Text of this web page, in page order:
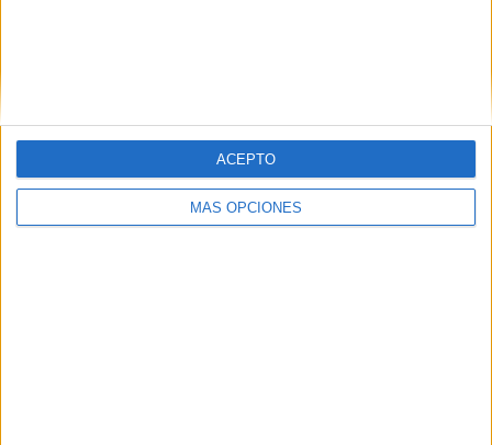
MÁS OPCIONES
ACEPTO
SIGUE NUESTROS TABLEROS EN